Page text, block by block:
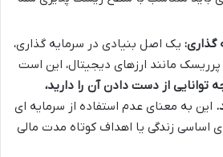
گذاری: یک اصل بنیادی در سرمایه گذاری،
پرریسک مانند ارزهای دیجیتال، این است
توانایی از دست دادن آن را دارید،
این به معنای عدم استفاده از سرمایه ای
اساسی زندگی یا اهداف کوتاه مدت مالی